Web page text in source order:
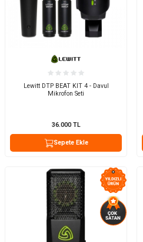
Lewitt DTP BEAT KIT 4 - Davul
Mikrofon Seti
36.000TL
Sepete Ekle